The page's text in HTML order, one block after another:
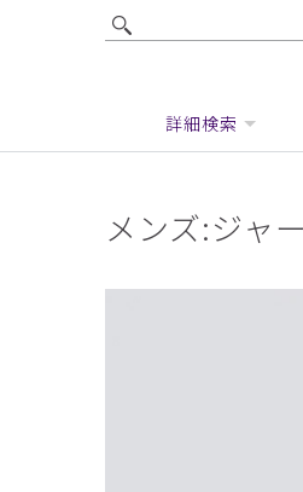
詳細検索
メンズ:ジャ